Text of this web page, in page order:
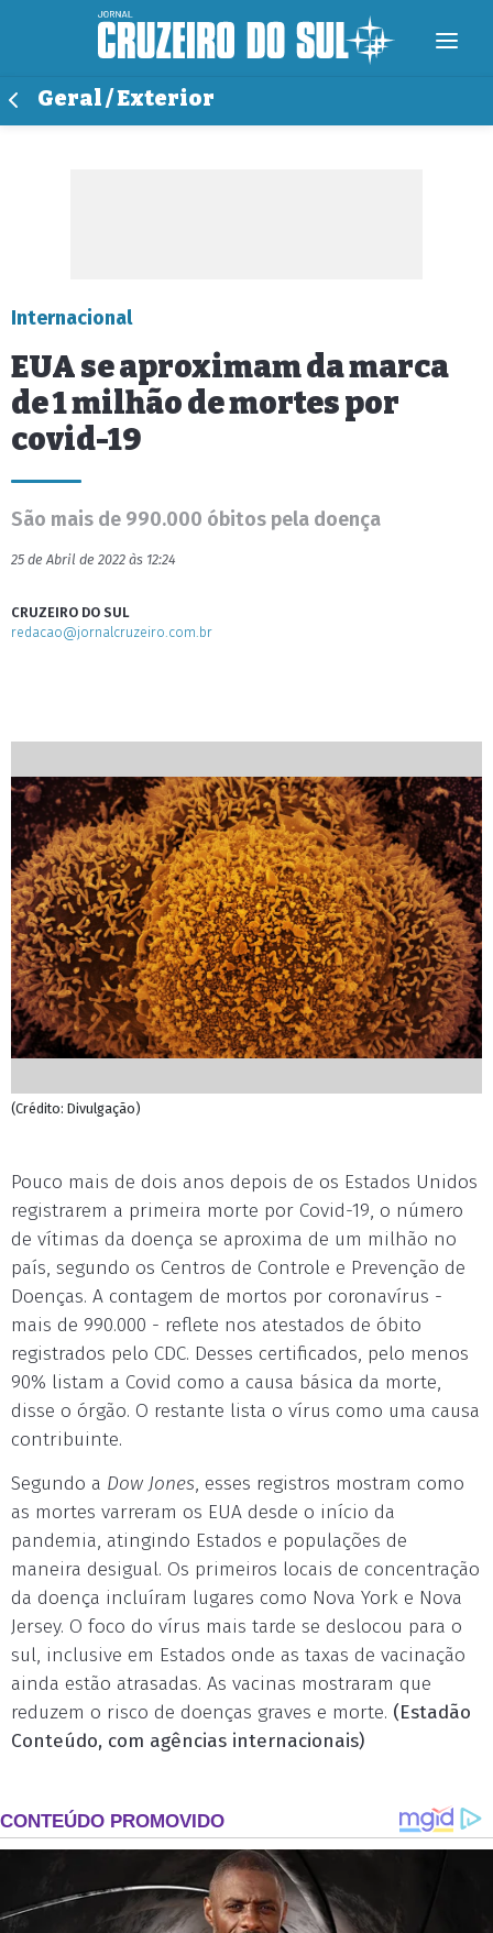
Geral / Exterior
Internacional
EUA se aproximam da marca
de 1 milhão de mortes por
covid-19
São mais de 990.000 óbitos pela doença
25 de Abril de 2022 às 12:24
CRUZEIRO DO SUL
redacao@jornalcruzeiro.com.br
(Crédito: Divulgação)
Pouco mais de dois anos depois de os Estados Unidos
registrarem a primeira morte por Covid-19, o número
de vítimas da doença se aproxima de um milhão no
país, segundo os Centros de Controle e Prevenção de
Doenças. A contagem de mortos por coronavírus -
mais de 990.000 - reflete nos atestados de óbito
registrados pelo CDC. Desses certificados, pelo menos
90% listam a Covid como a causa básica da morte,
disse o órgão. O restante lista o vírus como uma causa
contribuinte.
Segundo a Dow Jones, esses registros mostram como
as mortes varreram os EUA desde o início da
pandemia, atingindo Estados e populações de
maneira desigual. Os primeiros locais de concentração
da doença incluíram lugares como Nova York e Nova
Jersey. O foco do vírus mais tarde se deslocou para o
sul, inclusive em Estados onde as taxas de vacinação
ainda estão atrasadas. As vacinas mostraram que
reduzem o risco de doenças graves e morte. (Estadão
Conteúdo, com agências internacionais)